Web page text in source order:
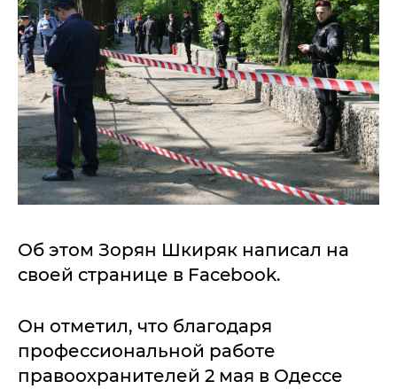
Об этом Зорян Шкиряк написал на
своей странице в Facebook.
Он отметил, что благодаря
профессиональной работе
правоохранителей 2 мая в Одессе